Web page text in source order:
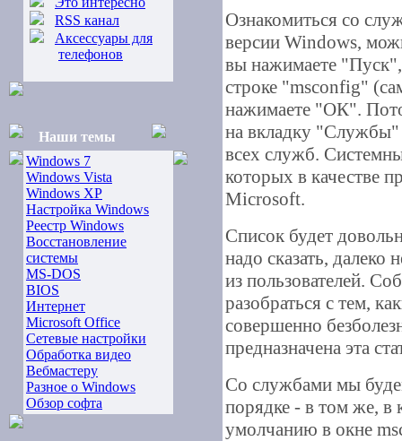
RSS канал
Аксессуары для
телефонов
Наши темы
Windows 7
Windows Vista
Windows XP
Настройка Windows
Реестр Windows
Восстановление
системы
MS-DOS
BIOS
Интернет
Microsoft Office
Сетевые настройки
Обработка видео
Вебмастеру
Разное о Windows
Обзор софта
Ознакомиться со
версии Windows,
вы нажимаете
строке "msconfig"
нажимаете "ОК".
на вкладку "Службы"
всех служб.
которых в качестве
Microsoft.
Список будет
надо сказать,
из пользователей.
разобраться с тем,
совершенно
предназначена эта
Со службами мы
порядке - в том же, в
умолчанию в окне